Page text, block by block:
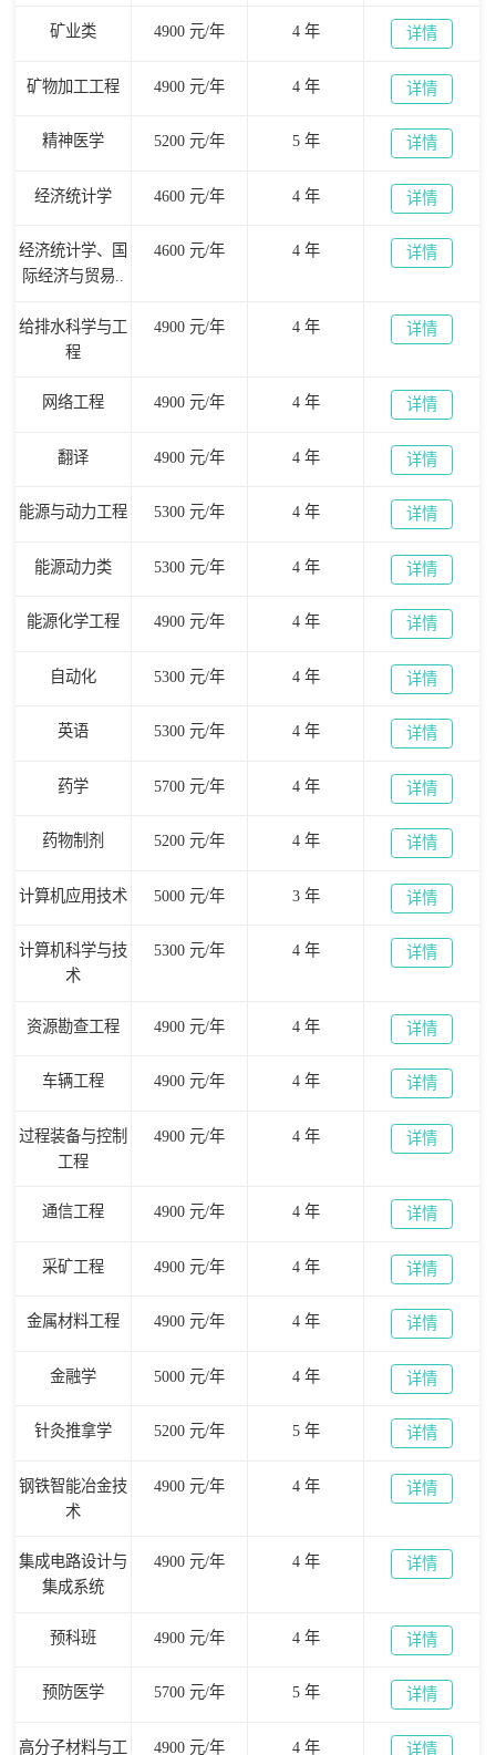
矿业类 4900 元/年 4 年 详情
矿物加工工程 4900 元/年 4 年 详情
精神医学 5200 元/年 5 年 详情
经济统计学 4600 元/年 4 年 详情
经济统计学、国
际经济与贸易..
4600 元/年 4 年 详情
给排水科学与工
程
4900 元/年 4 年 详情
网络工程 4900 元/年 4 年 详情
翻译 4900 元/年 4 年 详情
能源与动力工程 5300 元/年 4 年 详情
能源动力类 5300 元/年 4 年 详情
能源化学工程 4900 元/年 4 年 详情
自动化 5300 元/年 4 年 详情
英语 5300 元/年 4 年 详情
药学 5700 元/年 4 年 详情
药物制剂 5200 元/年 4 年 详情
计算机应用技术 5000 元/年 3 年 详情
计算机科学与技
术
5300 元/年 4 年 详情
资源勘查工程 4900 元/年 4 年 详情
车辆工程 4900 元/年 4 年 详情
过程装备与控制
工程
4900 元/年 4 年 详情
通信工程 4900 元/年 4 年 详情
采矿工程 4900 元/年 4 年 详情
金属材料工程 4900 元/年 4 年 详情
金融学 5000 元/年 4 年 详情
针灸推拿学 5200 元/年 5 年 详情
钢铁智能冶金技
术
4900 元/年 4 年 详情
集成电路设计与
集成系统
4900 元/年 4 年 详情
预科班 4900 元/年 4 年 详情
预防医学 5700 元/年 5 年 详情
高分子材料与工
4900 元/年 4 年 详情